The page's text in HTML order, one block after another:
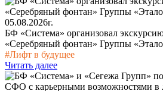
05.08.2026г.
БФ «Система» организовал
«Серебряный фонтан» Группы
#Лифт в будущее
Читать далее